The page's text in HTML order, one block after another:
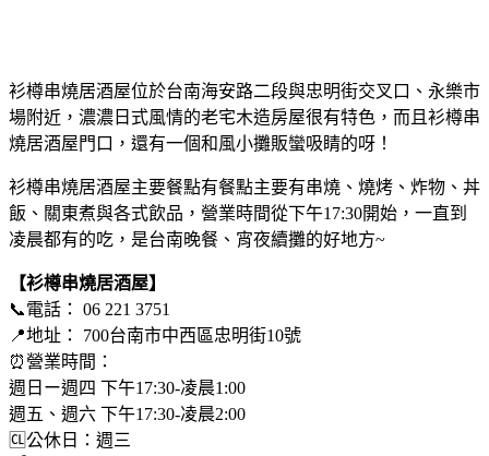
衫樽串燒居酒屋位於台南海安路二段與忠明街交叉口、永樂市
場附近，濃濃日式風情的老宅木造房屋很有特色，而且衫樽串
燒居酒屋門口，還有一個和風小攤販蠻吸睛的呀！
衫樽串燒居酒屋主要餐點有餐點主要有串燒、燒烤、炸物、丼
飯、關東煮與各式飲品，營業時間從下午17:30開始，一直到
凌晨都有的吃，是台南晚餐、宵夜續攤的好地方~
【衫樽串燒居酒屋】
📞電話： 06 221 3751
📍地址： 700台南市中西區忠明街10號
⏰營業時間：
週日ー週四 下午17:30-凌晨1:00
週五、週六 下午17:30-凌晨2:00
🆑公休日：週三